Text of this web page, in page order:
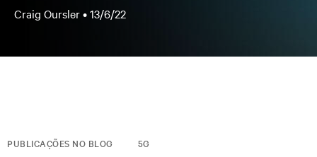
Craig Oursler •13/6/22
PUBLICAÇÕES NO BLOG 5G